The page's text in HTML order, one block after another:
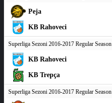
Peja
KB Rahoveci
Superliga Sezoni 2016-2017 Regular Season
KB Rahoveci
KB Trepça
Superliga Sezoni 2016-2017 Regular Season